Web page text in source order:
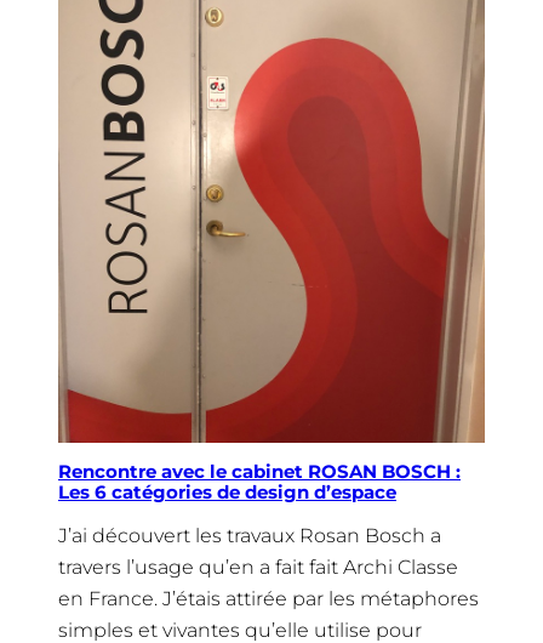
Rencontre avec le cabinet ROSAN BOSCH :
Les 6 catégories de design d’espace
J’ai découvert les travaux Rosan Bosch a
travers l’usage qu’en a fait fait Archi Classe
en France. J’étais attirée par les métaphores
simples et vivantes qu’elle utilise pour